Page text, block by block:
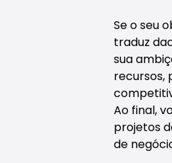
Se o seu
traduz
sua
recursos,
Ao final,
projetos
de